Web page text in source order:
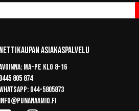
Nettikaupan Asiakaspalvelu
Ma-pe klo 8-16
0445 805 874
044-5805873
info@punanaamio.fi